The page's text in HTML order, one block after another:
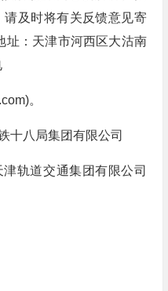
及时将有关反馈意见寄
址：天津市河西区大沽南
)。
十八局集团有限公司
轨道交通集团有限公司